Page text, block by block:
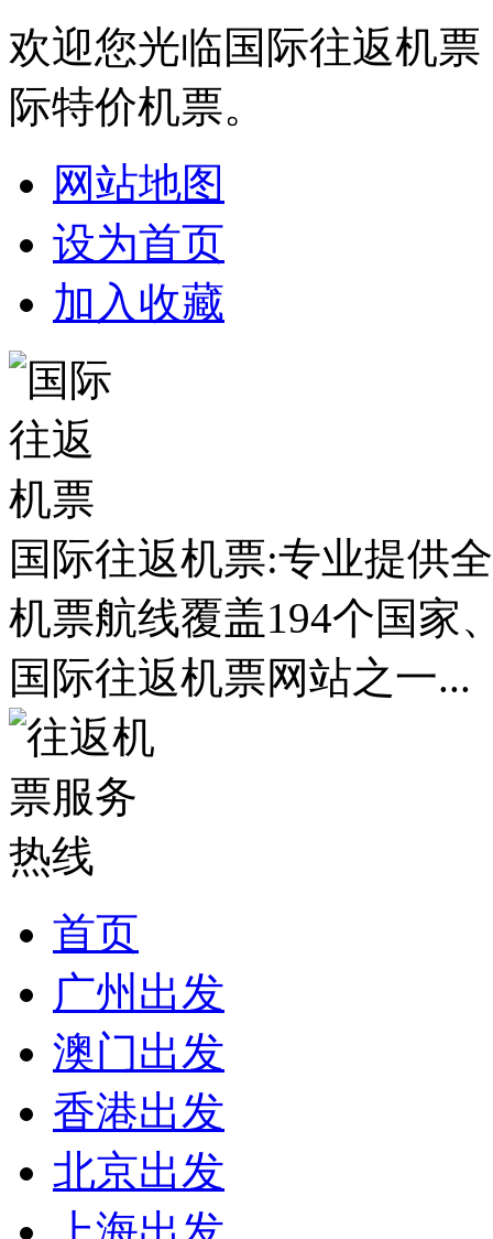
欢迎您光临国际往返机
际特价机票。
网站地图
设为首页
加入收藏
国际往返机票:专业提供
机票航线覆盖194个国家
国际往返机票网站之一...
首页
广州出发
澳门出发
香港出发
北京出发